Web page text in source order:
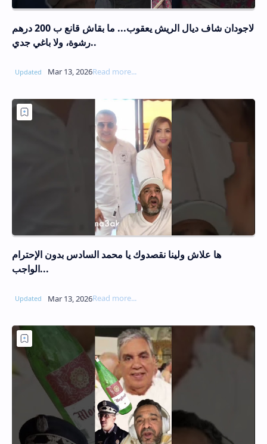
لاجودان شاف ديال الريش يعقوب... ما بقاش قانع ب 200 درهم
رشوة، ولا باغي جدي..
ها علاش ولينا نقصدوك يا محمد السادس بدون الإحترام
الواجب...